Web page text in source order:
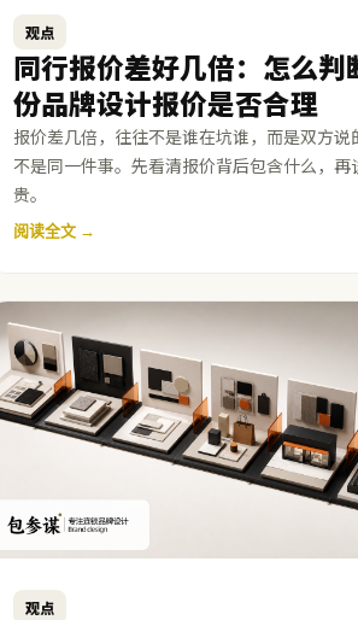
观点
同行报价差好几倍：怎么判
份品牌设计报价是否合理
报价差几倍，往往不是谁在坑谁，而是双方说
不是同一件事。先看清报价背后包含什么，再
贵。
阅读全文 →
观点